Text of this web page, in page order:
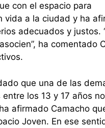
con el espacio para
vida a la ciudad y ha
adecuados y justos.
ha comentado
que una de las
los 13 y 17 años
afirmado Camacho
Joven. En ese